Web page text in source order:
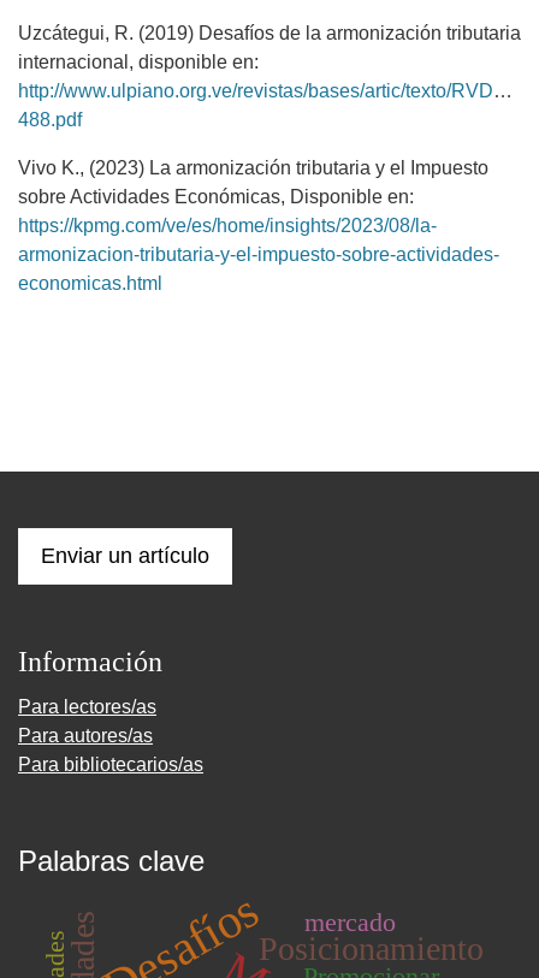
Uzcátegui, R. (2019) Desafíos de la armonización tributaria
internacional, disponible en:
http://www.ulpiano.org.ve/revistas/bases/artic/texto/RVDM/
488.pdf
Vivo K., (2023) La armonización tributaria y el Impuesto
sobre Actividades Económicas, Disponible en:
https://kpmg.com/ve/es/home/insights/2023/08/la-
armonizacion-tributaria-y-el-impuesto-sobre-actividades-
economicas.html
Enviar un artículo
Información
Para lectores/as
Para autores/as
Para bibliotecarios/as
Palabras clave
DesafíosPosicionamiento
mercado